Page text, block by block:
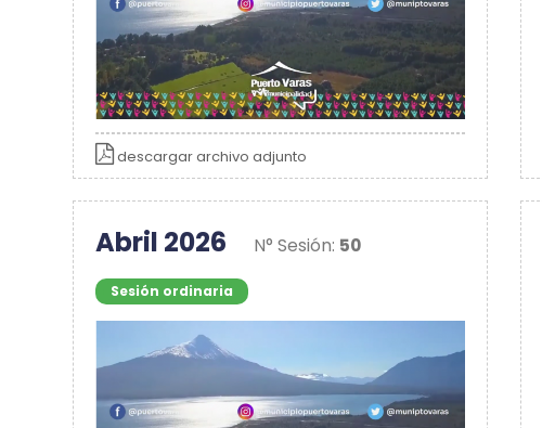
descargar archivo adjunto
Abril 2026 N° Sesión: 50
Sesión ordinaria